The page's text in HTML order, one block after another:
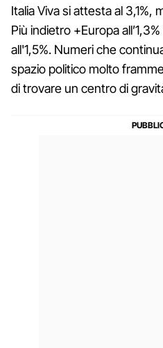
Italia Viva si attesta al 3,1%,
Più indietro +Europa
all'1,5%. Numeri che
spazio politico molto
di trovare un centro di